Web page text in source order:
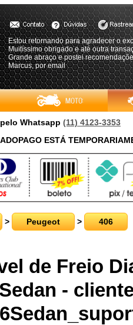
Estou retornando para agradecer o
Muitíssimo obrigado e até outra
Grande abraço e postei
Marcus, por email
Whatsapp (11) 4123-3353
ESTÁ
> Peugeot > 406
de Freio
-